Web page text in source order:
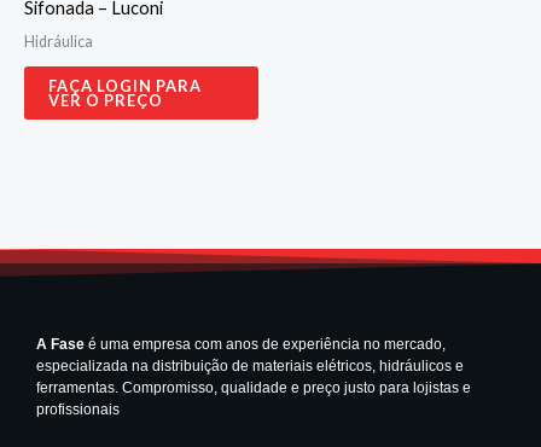
Sifonada – Luconi
Hidráulica
FAÇA LOGIN PARA
VER O PREÇO
A Fase é uma empresa com anos de experiência no mercado,
especializada na distribuição de materiais elétricos, hidráulicos e
ferramentas. Compromisso, qualidade e preço justo para lojistas e
profissionais